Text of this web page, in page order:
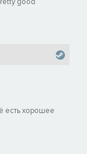
good
есть хорошее